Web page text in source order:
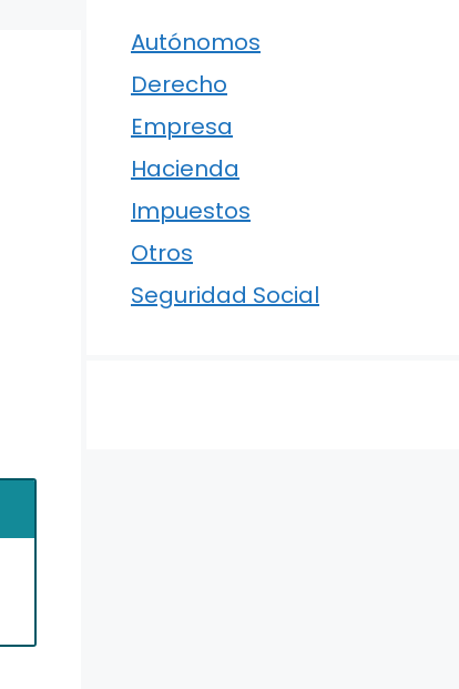
Autónomos
Derecho
Empresa
Hacienda
Impuestos
Otros
Seguridad Social